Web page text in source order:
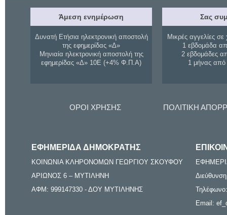
Άμεση ενημέρωση
Δυνατή Ετήσια ηλεκτρονική αποστολή
της εφημερίδας «Δ»
Μηνιαία ηλεκτρονική αποστολή της
εφημερίδας «Δ» 10Ε (+4% Φ.Π.Α)
Σας
Μικρές αγγελίες σε
1 εβδομάδα
2 εβδομάδες
1 μήνας
ΟΡΟΙ ΧΡΗΣΗΣ ΠΟΛΙΤΙΚΗ
ΕΦΗΜΕΡΙΔΑ ΔΗΜΟΚΡΑΤΗΣ
ΚΟΙΝΩΝΙΑ ΚΛΗΡΟΝΟΜΩΝ ΓΕΩΡΓΙΟΥ ΣΚΟΥΦΟΥ
ΑΡΙΩΝΟΣ 6 – ΜΥΤΙΛΗΝΗ
ΑΦΜ: 999147330 - ΔΟΥ ΜΥΤΙΛΗΝΗΣ
Email: